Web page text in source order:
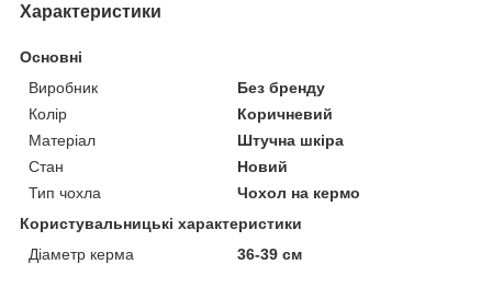
Характеристики
Основні
Виробник
Без бренду
Колір
Коричневий
Матеріал
Штучна шкіра
Стан
Новий
Тип чохла
Чохол на кермо
Користувальницькі характеристики
Діаметр керма
36-39 см